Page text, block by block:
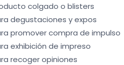
colgado o blisters
degustaciones y expos
promover compra de impulso
exhibición de impreso
recoger opiniones